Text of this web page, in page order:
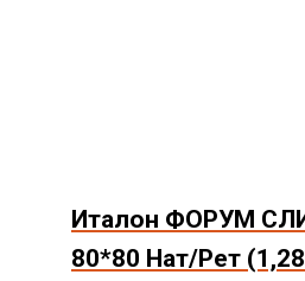
Италон ФОРУМ
80*80 Нат/Рет